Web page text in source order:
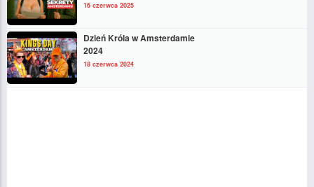
16 czerwca 2025
Dzień Króla w Amsterdamie
2024
18 czerwca 2024